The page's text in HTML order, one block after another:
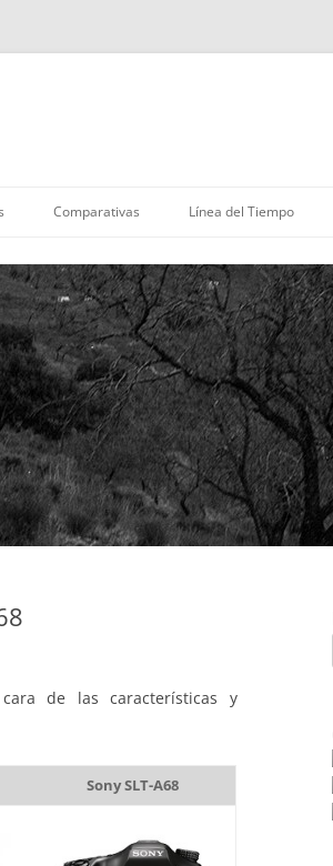
al
contenido
Comparativas Línea del Tiempo
de las características y
Sony SLT-A68